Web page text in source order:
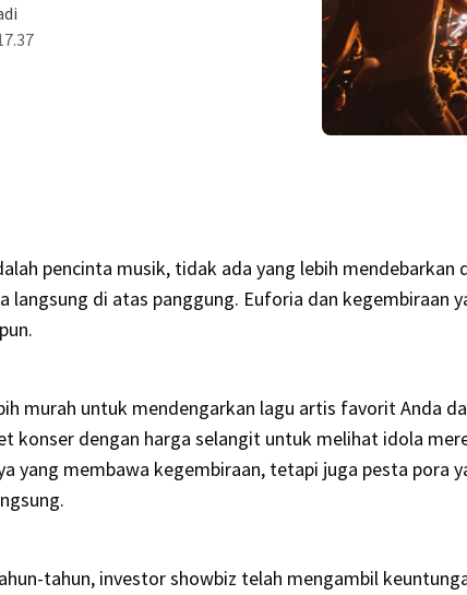
pencinta musik, tidak ada yang lebih
langsung di atas panggung. Euforia dan kegembiraan
murah untuk mendengarkan lagu artis favorit Anda
konser dengan harga selangit untuk melihat idola
yang membawa kegembiraan, tetapi juga pesta pora
tahun, investor showbiz telah mengambil